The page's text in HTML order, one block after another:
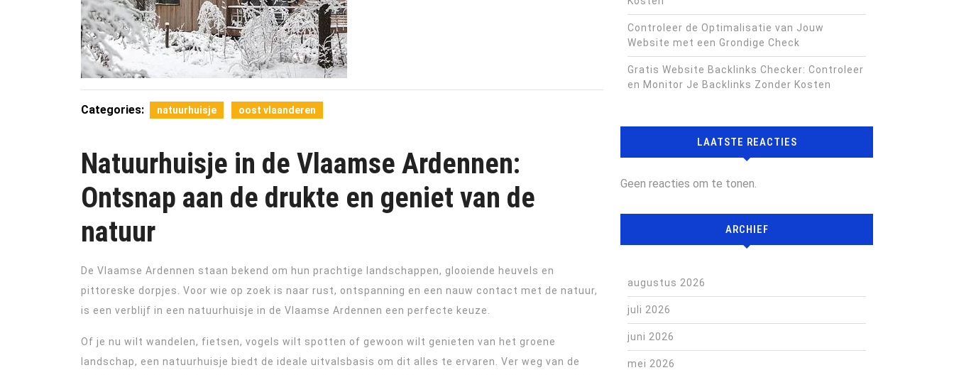
Categories: natuurhuisje oost vlaanderen
Natuurhuisje in de Vlaamse Ardennen:
Ontsnap aan de drukte en geniet van de
natuur
De Vlaamse Ardennen staan bekend om hun prachtige landschappen, glooiende heuvels en
pittoreske dorpjes. Voor wie op zoek is naar rust, ontspanning en een nauw contact met de natuur,
is een verblijf in een natuurhuisje in de Vlaamse Ardennen een perfecte keuze.
Of je nu wilt wandelen, fietsen, vogels wilt spotten of gewoon wilt genieten van het groene
landschap, een natuurhuisje biedt de ideale uitvalsbasis om dit alles te ervaren. Ver weg van de
Controleer de Optimalisatie van Jouw
Website met een Grondige Check
Gratis Website Backlinks Checker: Controleer
en Monitor Je Backlinks Zonder Kosten
LAATSTE REACTIES
Geen reacties om te tonen.
ARCHIEF
augustus 2026
juli 2026
juni 2026
mei 2026